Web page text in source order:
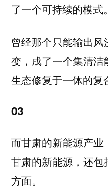
了一个可持续的模式。
曾经那个只能输出
变，成了一个集清洁
生态修复于一体的复
03
而甘肃的新能源产业
甘肃的新能源，还
方面。